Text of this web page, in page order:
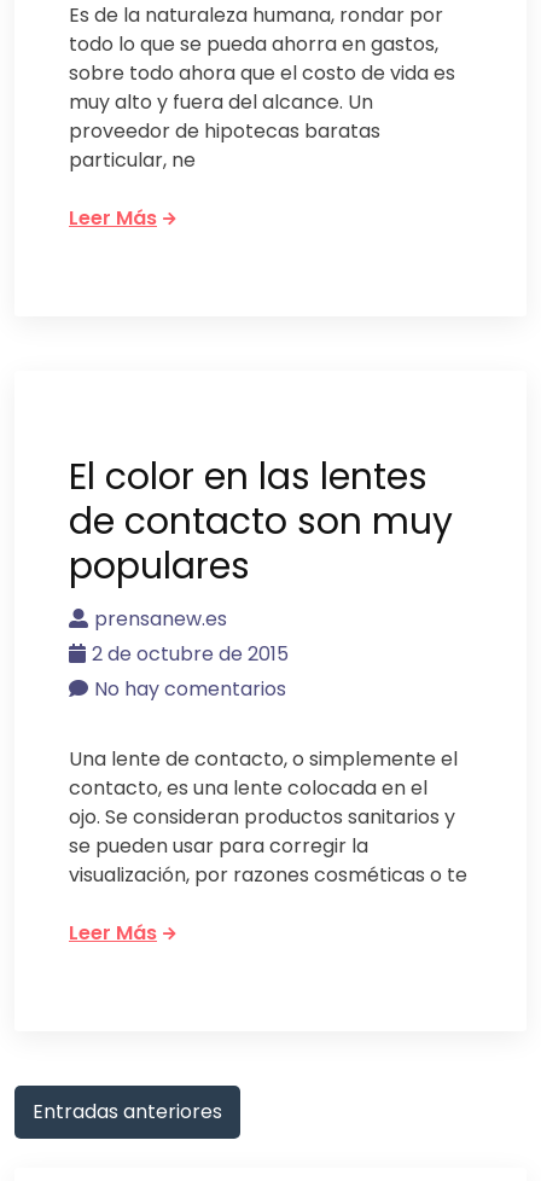
Es de la naturaleza humana, rondar por
todo lo que se pueda ahorra en gastos,
sobre todo ahora que el costo de vida es
muy alto y fuera del alcance. Un
proveedor de hipotecas baratas
particular, ne
Leer Más
El color en las lentes
de contacto son muy
populares
prensanew.es
2 de octubre de 2015
No hay comentarios
Una lente de contacto, o simplemente el
contacto, es una lente colocada en el
ojo. Se consideran productos sanitarios y
se pueden usar para corregir la
visualización, por razones cosméticas o te
Leer Más
Navegación
de
Entradas anteriores